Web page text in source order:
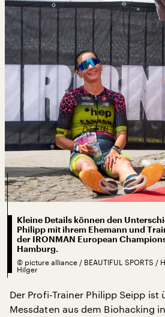
Kleine Details können den
Philipp mit ihrem Ehemann und
der IRONMAN European
Hamburg.
© picture alliance / BEAUTIFUL SPORTS /
Hilger
Der Profi-Trainer Philipp Seipp ist
Messdaten aus dem Biohacking